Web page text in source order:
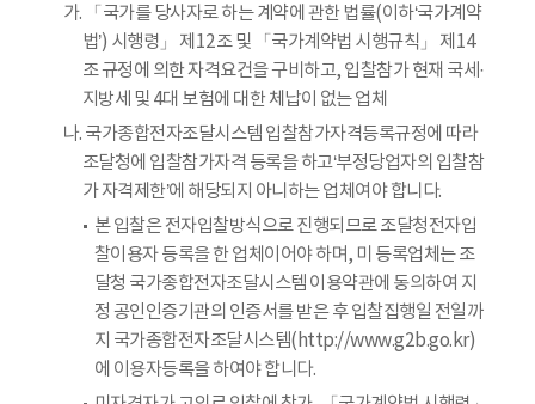
가. 「국가를 당사자로 하는 계약에 관한 법률(이하‘국가계약
법’) 시행령」 제12조 및 「국가계약법 시행규칙」 제14
조 규정에 의한 자격요건을 구비하고, 입찰참가 현재 국세·
지방세 및 4대 보험에 대한 체납이 없는 업체
나. 국가종합전자조달시스템 입찰참가자격등록규정에 따라
조달청에 입찰참가자격 등록을 하고‘부정당업자의 입찰참
가 자격제한’에 해당되지 아니하는 업체여야 합니다.
본 입찰은 전자입찰방식으로 진행되므로 조달청전자입
찰이용자 등록을 한 업체이어야 하며, 미 등록업체는 조
달청 국가종합전자조달시스템 이용약관에 동의하여 지
정 공인인증기관의 인증서를 받은 후 입찰집행일 전일까
지 국가종합전자조달시스템(http://www.g2b.go.kr)
에 이용자등록을 하여야 합니다.